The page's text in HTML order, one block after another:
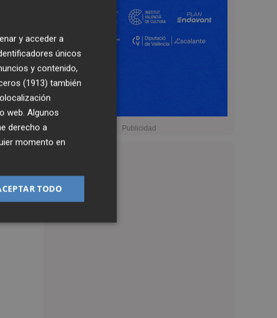
y acceder a
únicos
y contenido,
(1913) también
web. Algunos
derecho a
momento en
TODO